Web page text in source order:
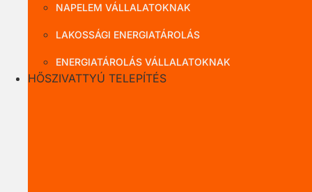
NAPELEM VÁLLALATOKNAK
LAKOSSÁGI ENERGIATÁROLÁS
ENERGIATÁROLÁS VÁLLALATOKNAK
HŐSZIVATTYÚ TELEPÍTÉS